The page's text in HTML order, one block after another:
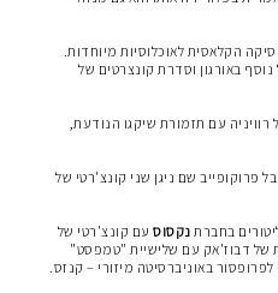
הקלאסית לאוכלוסיות מיוחדות.
באורגון וסדרת קונצרטים של
עם תזמורת שיקגו הנודעת,
פרוקופייב שם ניגן שני קונצ'רטי של
בחברת נקסוס עם קונצ'רטי של
של דבוז'אק עם שלישיית "טמפסט"
באוניברסיטה מיזורי – קנזס.